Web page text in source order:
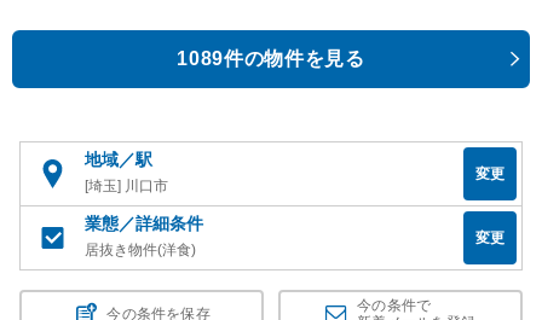
1089件の物件を見る
地域／駅
[埼玉] 川口市
変更
業態／詳細条件
居抜き物件(洋食)
変更
今の条件を保存
今の条件で